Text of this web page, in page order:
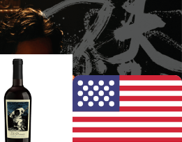
赤ワイン
辛口